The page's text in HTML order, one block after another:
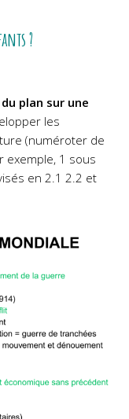
?
plan sur une
les
(numéroter de
exemple, 1 sous
en 2.1 2.2 et